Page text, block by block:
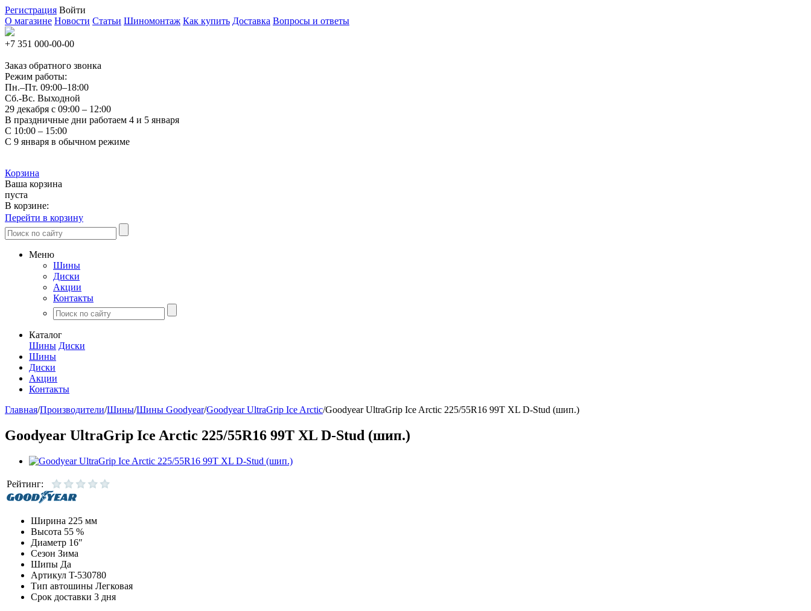
Регистрация Войти
О магазине Новости Статьи Шиномонтаж Как купить Доставка Вопросы и ответы
+7 351 000-00-00
Заказ обратного звонка
Режим работы:
Пн.–Пт. 09:00–18:00
Сб.-Вс. Выходной
29 декабря с 09:00 – 12:00
В праздничные дни работаем 4 и 5 января
С 10:00 – 15:00
С 9 января в обычном режиме
Корзина
Ваша корзина
пуста
В корзине:
Перейти в корзину
Меню
Шины
Диски
Акции
Контакты
Каталог
Шины Диски
Шины
Диски
Акции
Контакты
Главная/Производители/Шины/Шины Goodyear/Goodyear UltraGrip Ice Arctic/Goodyear UltraGrip Ice Arctic 225/55R16 99T XL D-Stud (шип.)
Goodyear UltraGrip Ice Arctic 225/55R16 99T XL D-Stud (шип.)
Рейтинг:
Ширина 225 мм
Высота 55 %
Диаметр 16″
Сезон Зима
Шипы Да
Артикул T-530780
Тип автошины Легковая
Срок доставки 3 дня